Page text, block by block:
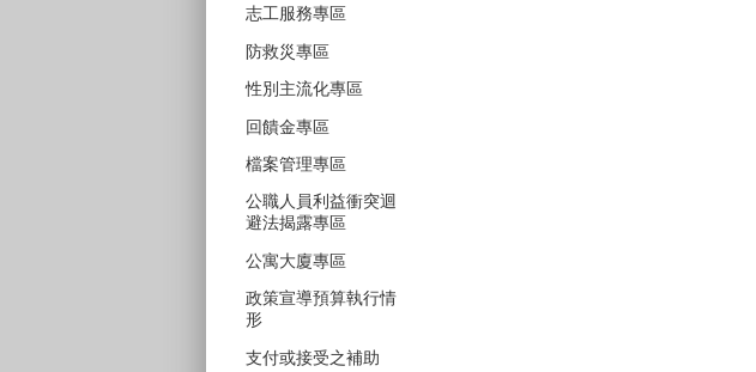
志工服務專區
防救災專區
性別主流化專區
回饋金專區
檔案管理專區
公職人員利益衝突迴
避法揭露專區
公寓大廈專區
政策宣導預算執行情
形
支付或接受之補助